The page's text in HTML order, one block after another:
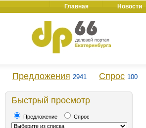
Главная Новости
Предложения 2941 Спрос 100
Быстрый просмотр
Предложение Спрос